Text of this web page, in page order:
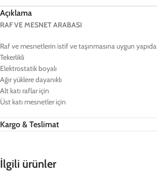
Açıklama
RAF VE MESNET ARABASI
Raf ve mesnetlerin istif ve taşınmasına uygun yapıda
Tekerlikli
Elektrostatik boyalı
Ağır yüklere dayanıklı
Alt katı raflar için
Üst katı mesnetler için
Kargo & Teslimat
İlgili ürünler